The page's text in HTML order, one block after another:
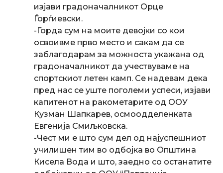
изјави градоначалникот Орце
Ѓорѓиевски.
-Горда сум на моите девојки со кои
освоивме прво место и сакам да се
заблагодарам за можноста укажана од
градоначалникот да учествуваме на
спортскиот летен камп. Се надевам дека
пред нас се уште поголеми успеси, изјави
капитенот на ракометарите од ООУ
Кузман Шапкарев, осмоодделенката
Евгенија Смиљковска.
-Чест ми е што сум дел од најуспешниот
училишен тим во одбојка во Општина
Кисела Вода и што, заедно со останатите